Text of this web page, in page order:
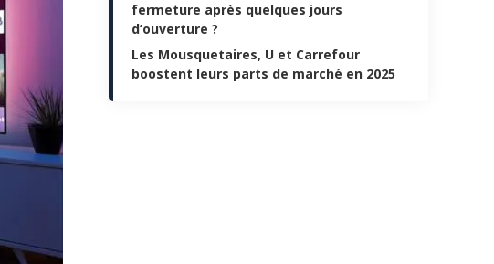
fermeture après quelques jours
d’ouverture ?
Les Mousquetaires, U et Carrefour
boostent leurs parts de marché en 2025